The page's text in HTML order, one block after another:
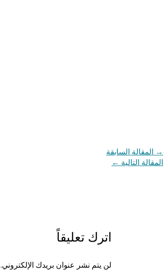
→ المقالة السابقة
المقالة التالية ←
اترك تعليقاً
لن يتم نشر عنوان بريدك الإلكتروني.